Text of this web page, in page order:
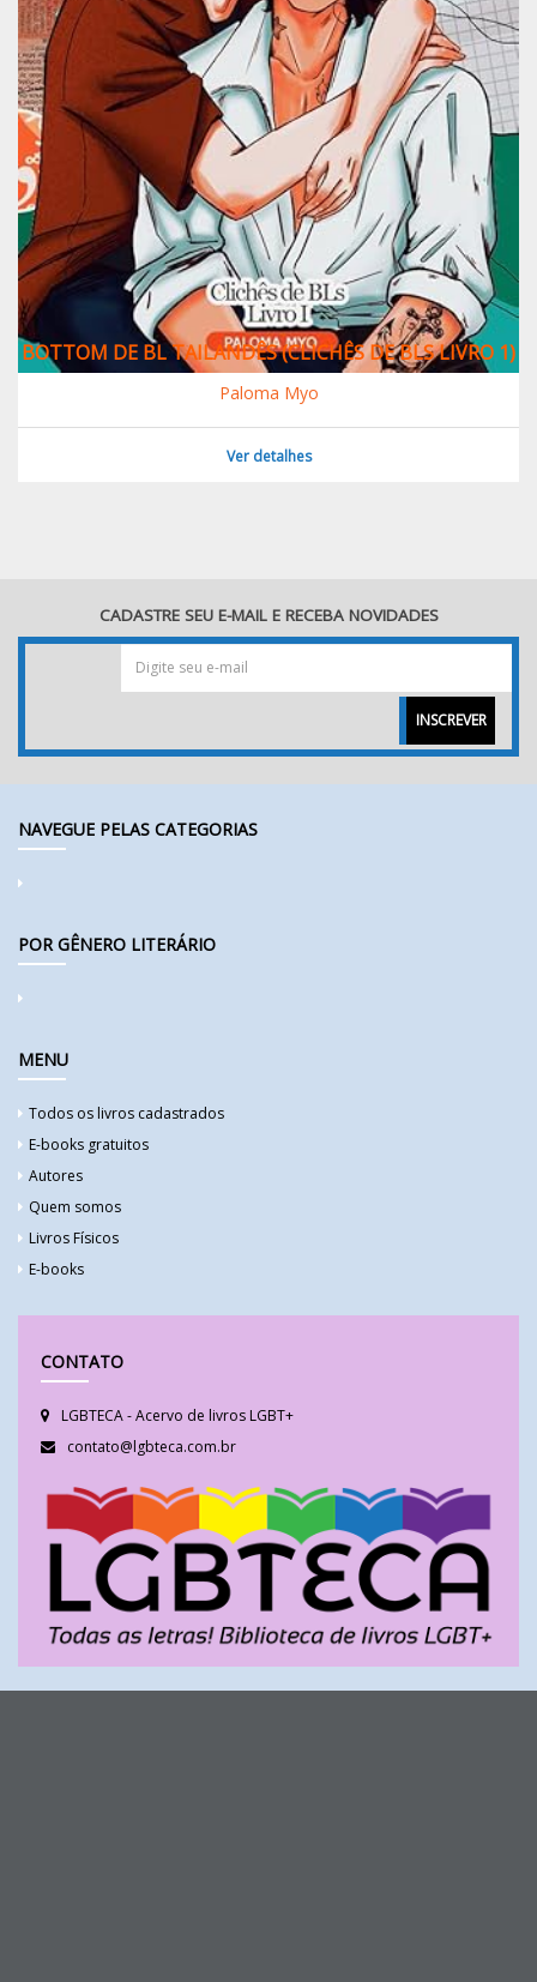
BOTTOM DE BL TAILANDÊS (CLICHÊS DE BLS LIVRO 1)
Paloma Myo
Ver detalhes
CADASTRE SEU E-MAIL E RECEBA NOVIDADES
INSCREVER
NAVEGUE PELAS CATEGORIAS
POR GÊNERO LITERÁRIO
MENU
Todos os livros cadastrados
E-books gratuitos
Autores
Quem somos
Livros Físicos
E-books
CONTATO
LGBTECA - Acervo de livros LGBT+
contato@lgbteca.com.br